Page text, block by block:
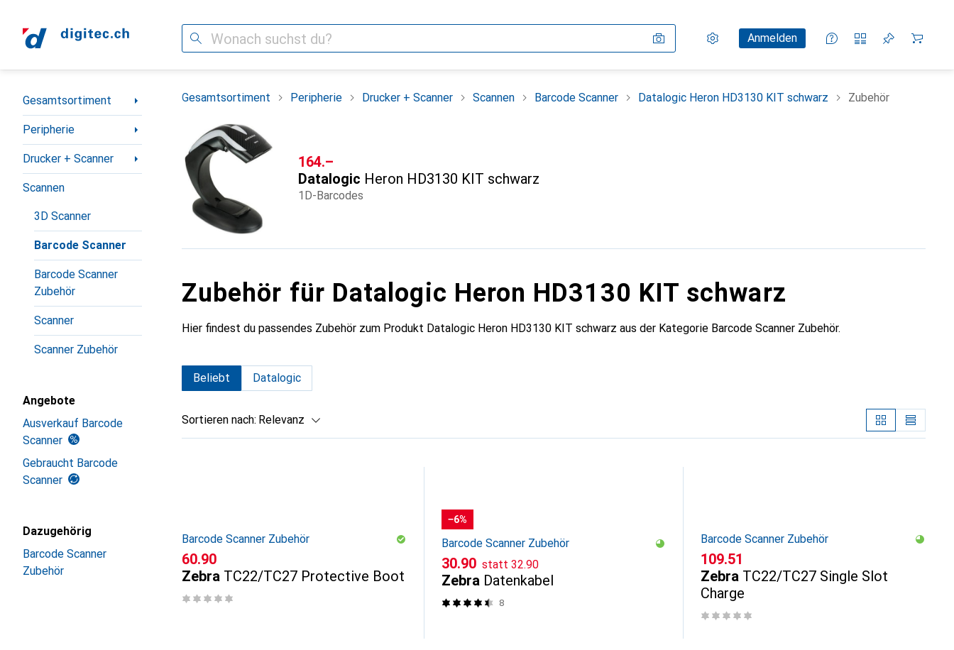
Suche Einstellungen
KundenkontoAnmelden
Vergleichslisten
Merklisten
Warenkorb
Navigation nach Kategorien
Gesamtsortiment
Peripherie
Drucker + Scanner
Scannen
3D Scanner
Barcode Scanner
Barcode Scanner
Zubehör
Scanner
Scanner Zubehör
Angebote
Ausverkauf Barcode
Scanner
Gebraucht Barcode
Scanner
Dazugehörig
Barcode Scanner
Zubehör
Gesamtsortiment Peripherie Drucker + Scanner Scannen Barcode Scanner Datalogic Heron HD3130 KIT schwarz Zubehör
CHF
164.–
Datalogic Heron HD3130 KIT schwarz
1D-Barcodes
Zubehör für Datalogic Heron HD3130 KIT schwarz
Hier findest du passendes Zubehör zum Produkt Datalogic Heron HD3130 KIT schwarz aus der Kategorie Barcode Scanner Zubehör.
Beliebt Datalogic
Sortieren nach: Relevanz
Barcode Scanner Zubehör
CHF
60.90
Zebra TC22/TC27 Protective Boot
−6%
Barcode Scanner Zubehör
CHF
30.90 statt CHF
32.90
Zebra Datenkabel
8
Barcode Scanner Zubehör
CHF
109.51
Zebra TC22/TC27 Single Slot
Charge